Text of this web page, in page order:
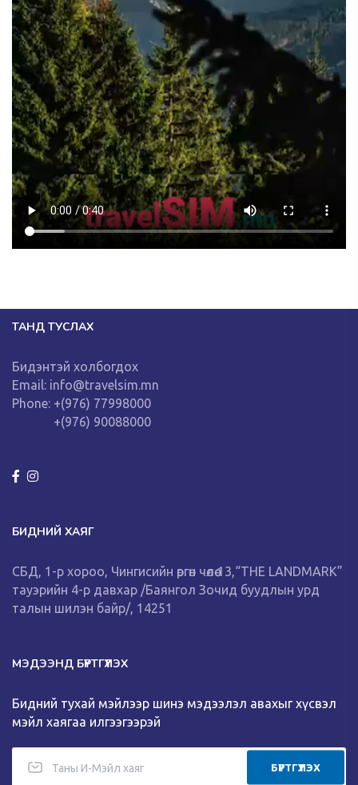
ТАНД ТУСЛАХ
Бидэнтэй холбогдох
Email: info@travelsim.mn
Phone: +(976) 77998000
+(976) 90088000
БИДНИЙ ХАЯГ
СБД, 1-р хороо, Чингисийн өргөн чөлөө 13,“THE LANDMARK”
тауэрийн 4-р давхар /Баянгол Зочид буудлын урд
талын шилэн байр/, 14251
МЭДЭЭНД БҮРТГҮҮЛЭХ
Бидний тухай мэйлээр шинэ мэдээлэл авахыг хүсвэл
мэйл хаягаа илгээгээрэй
БҮРТГҮҮЛЭХ